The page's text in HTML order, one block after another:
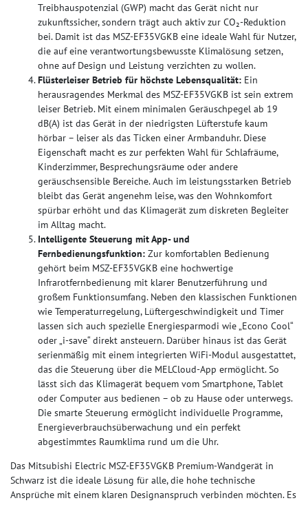
Treibhauspotenzial (GWP) macht das Gerät nicht nur
zukunftssicher, sondern trägt auch aktiv zur CO₂-Reduktion
bei. Damit ist das MSZ-EF35VGKB eine ideale Wahl für Nutzer,
die auf eine verantwortungsbewusste Klimalösung setzen,
ohne auf Design und Leistung verzichten zu wollen.
Flüsterleiser Betrieb für höchste Lebensqualität: Ein
herausragendes Merkmal des MSZ-EF35VGKB ist sein extrem
leiser Betrieb. Mit einem minimalen Geräuschpegel ab 19
dB(A) ist das Gerät in der niedrigsten Lüfterstufe kaum
hörbar – leiser als das Ticken einer Armbanduhr. Diese
Eigenschaft macht es zur perfekten Wahl für Schlafräume,
Kinderzimmer, Besprechungsräume oder andere
geräuschsensible Bereiche. Auch im leistungsstarken Betrieb
bleibt das Gerät angenehm leise, was den Wohnkomfort
spürbar erhöht und das Klimagerät zum diskreten Begleiter
im Alltag macht.
Intelligente Steuerung mit App- und
Fernbedienungsfunktion: Zur komfortablen Bedienung
gehört beim MSZ-EF35VGKB eine hochwertige
Infrarotfernbedienung mit klarer Benutzerführung und
großem Funktionsumfang. Neben den klassischen Funktionen
wie Temperaturregelung, Lüftergeschwindigkeit und Timer
lassen sich auch spezielle Energiesparmodi wie „Econo Cool“
oder „i-save“ direkt ansteuern. Darüber hinaus ist das Gerät
serienmäßig mit einem integrierten WiFi-Modul ausgestattet,
das die Steuerung über die MELCloud-App ermöglicht. So
lässt sich das Klimagerät bequem vom Smartphone, Tablet
oder Computer aus bedienen – ob zu Hause oder unterwegs.
Die smarte Steuerung ermöglicht individuelle Programme,
Energieverbrauchsüberwachung und ein perfekt
abgestimmtes Raumklima rund um die Uhr.
Das Mitsubishi Electric MSZ-EF35VGKB Premium-Wandgerät in
Schwarz ist die ideale Lösung für alle, die hohe technische
Ansprüche mit einem klaren Designanspruch verbinden möchten. Es